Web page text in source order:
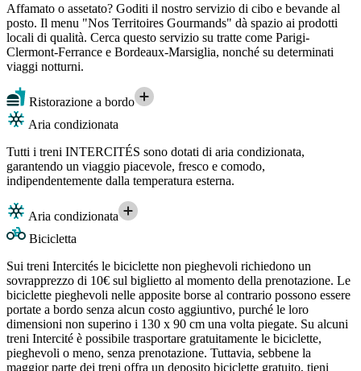
Affamato o assetato? Goditi il nostro servizio di cibo e bevande al
posto. Il menu "Nos Territoires Gourmands" dà spazio ai prodotti
locali di qualità. Cerca questo servizio su tratte come Parigi-
Clermont-Ferrance e Bordeaux-Marsiglia, nonché su determinati
viaggi notturni.
Ristorazione a bordo
Aria condizionata
Tutti i treni INTERCITÉS sono dotati di aria condizionata,
garantendo un viaggio piacevole, fresco e comodo,
indipendentemente dalla temperatura esterna.
Aria condizionata
Bicicletta
Sui treni Intercités le biciclette non pieghevoli richiedono un
sovrapprezzo di 10€ sul biglietto al momento della prenotazione. Le
biciclette pieghevoli nelle apposite borse al contrario possono essere
portate a bordo senza alcun costo aggiuntivo, purché le loro
dimensioni non superino i 130 x 90 cm una volta piegate. Su alcuni
treni Intercité è possibile trasportare gratuitamente le biciclette,
pieghevoli o meno, senza prenotazione. Tuttavia, sebbene la
maggior parte dei treni offra un deposito biciclette gratuito, tieni